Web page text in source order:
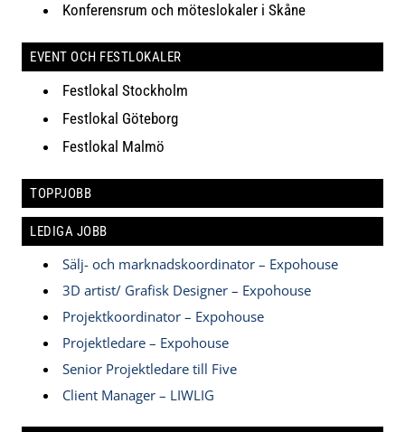
Konferensrum och möteslokaler i Skåne
EVENT OCH FESTLOKALER
Festlokal Stockholm
Festlokal Göteborg
Festlokal Malmö
TOPPJOBB
LEDIGA JOBB
Sälj- och marknadskoordinator – Expohouse
3D artist/ Grafisk Designer – Expohouse
Projektkoordinator – Expohouse
Projektledare – Expohouse
Senior Projektledare till Five
Client Manager – LIWLIG